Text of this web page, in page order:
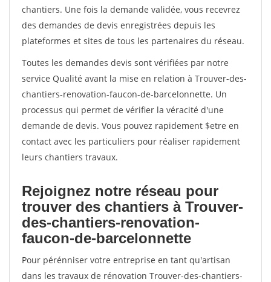
chantiers. Une fois la demande validée, vous recevrez
des demandes de devis enregistrées depuis les
plateformes et sites de tous les partenaires du réseau.
Toutes les demandes devis sont vérifiées par notre
service Qualité avant la mise en relation à Trouver-des-
chantiers-renovation-faucon-de-barcelonnette. Un
processus qui permet de vérifier la véracité d'une
demande de devis. Vous pouvez rapidement $etre en
contact avec les particuliers pour réaliser rapidement
leurs chantiers travaux.
Rejoignez notre réseau pour
trouver des chantiers à Trouver-
des-chantiers-renovation-
faucon-de-barcelonnette
Pour pérénniser votre entreprise en tant qu'artisan
dans les travaux de rénovation Trouver-des-chantiers-